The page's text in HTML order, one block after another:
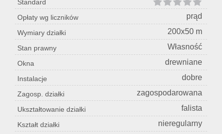
Standard
Opłaty wg liczników
prąd
Wymiary działki 200x50 m
Stan prawny Własność
Okna drewniane
Instalacje dobre
Zagosp. działki zagospodarowana
Ukształtowanie działki falista
Kształt działki nieregularny